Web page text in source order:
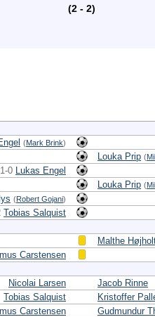
(2 - 2)
(Mark Brink)
Louka Prip (
0 Lukas Engel
Louka Prip (
(Robert Gojani)
Tobias Salquist
Malthe
Carstensen
Nicolai Larsen
Jacob Rinne
Tobias Salquist
Kristoffer
Carstensen
Gudmundur